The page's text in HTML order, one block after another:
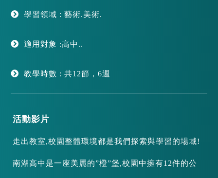
學習領域 : 藝術.美術.
適用對象 :高中..
教學時數 : 共12節，6週
活動影片
走出教室,校園整體環境都是我們探索與學習的場域!
南湖高中是一座美麗的”橙”堡,校園中擁有12件的公